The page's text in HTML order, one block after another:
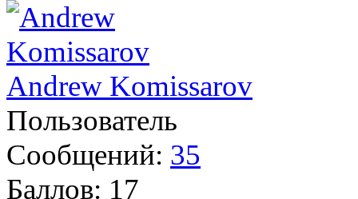
Andrew Komissarov
Пользователь
Сообщений: 35
Баллов: 17